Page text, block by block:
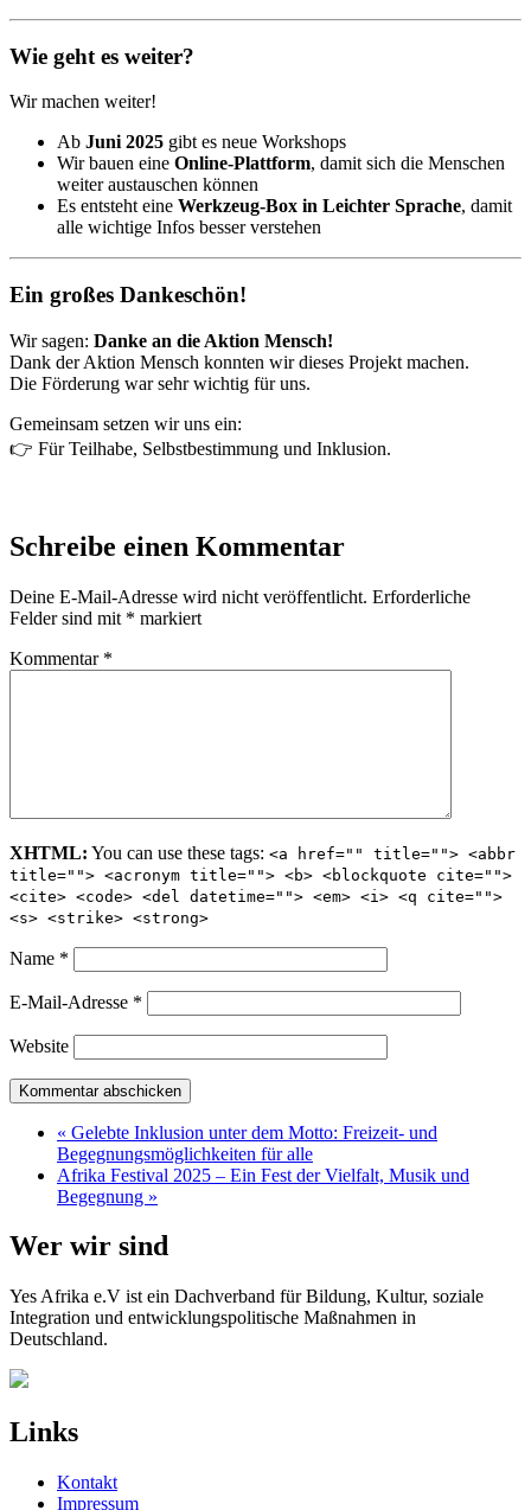
Wie geht es weiter?
Wir machen weiter!
Ab Juni 2025 gibt es neue Workshops
Wir bauen eine Online-Plattform, damit sich die Menschen
weiter austauschen können
Es entsteht eine Werkzeug-Box in Leichter Sprache, damit
alle wichtige Infos besser verstehen
Ein großes Dankeschön!
Wir sagen: Danke an die Aktion Mensch!
Dank der Aktion Mensch konnten wir dieses Projekt machen.
Die Förderung war sehr wichtig für uns.
Gemeinsam setzen wir uns ein:
👉 Für Teilhabe, Selbstbestimmung und Inklusion.
Schreibe einen Kommentar
Deine E-Mail-Adresse wird nicht veröffentlicht. Erforderliche
Felder sind mit * markiert
Kommentar *
XHTML: You can use these tags: <a href="" title=""> <abbr
title=""> <acronym title=""> <b> <blockquote cite="">
<cite> <code> <del datetime=""> <em> <i> <q cite="">
<s> <strike> <strong>
Name *
E-Mail-Adresse *
Website
« Gelebte Inklusion unter dem Motto: Freizeit- und
Begegnungsmöglichkeiten für alle
Afrika Festival 2025 – Ein Fest der Vielfalt, Musik und
Begegnung »
Wer wir sind
Yes Afrika e.V ist ein Dachverband für Bildung, Kultur, soziale
Integration und entwicklungspolitische Maßnahmen in
Deutschland.
Links
Kontakt
Impressum